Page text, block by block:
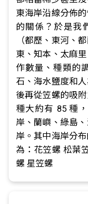
東海岸沿線分佈
的關係？於是我
（都歷、東河、
東、知本、太麻
作數量、種類的
石、海水鹽度和
後再從笠螺的吸
種大約有 85 種
岸、蘭嶼、綠島
岸。其中海岸分
為：花笠螺 松葉
螺 星笠螺